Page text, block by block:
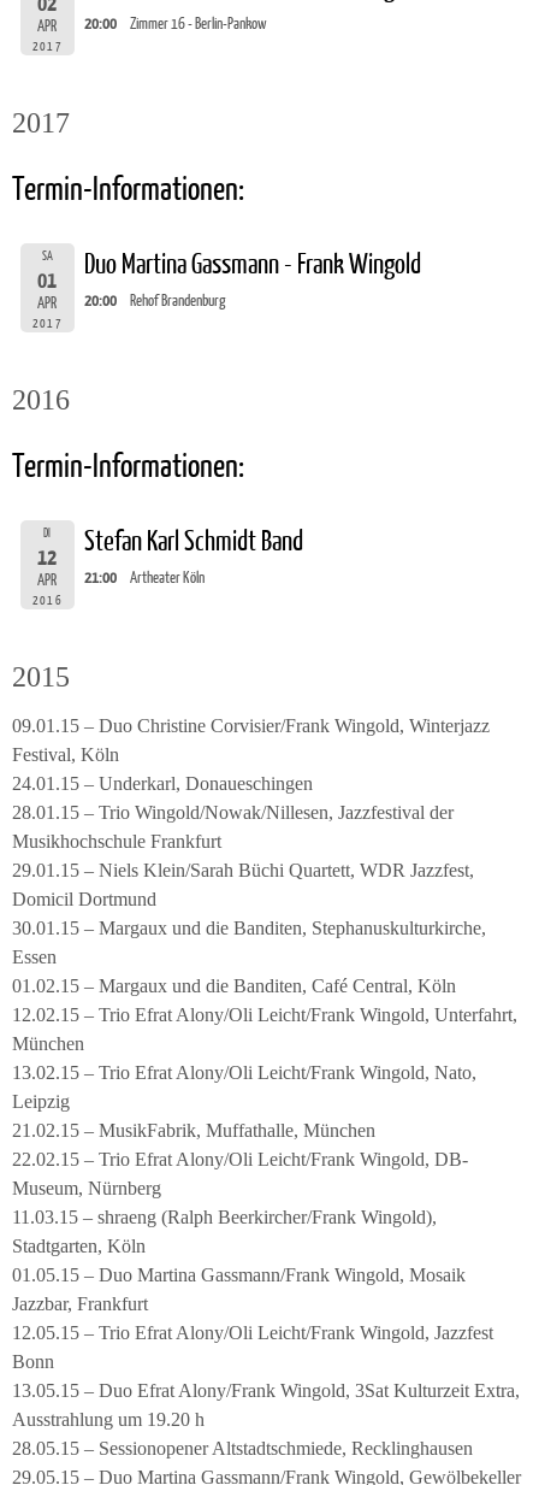
APR
2017
20:00 Zimmer 16 - Berlin-Pankow
2017
Termin-Informationen:
SA
01
APR
2017
Duo Martina Gassmann - Frank Wingold
20:00 Rehof Brandenburg
2016
Termin-Informationen:
DI
12
APR
2016
Stefan Karl Schmidt Band
21:00 Artheater Köln
2015
09.01.15 – Duo Christine Corvisier/Frank Wingold, Winterjazz
Festival, Köln
24.01.15 – Underkarl, Donaueschingen
28.01.15 – Trio Wingold/Nowak/Nillesen, Jazzfestival der
Musikhochschule Frankfurt
29.01.15 – Niels Klein/Sarah Büchi Quartett, WDR Jazzfest,
Domicil Dortmund
30.01.15 – Margaux und die Banditen, Stephanuskulturkirche,
Essen
01.02.15 – Margaux und die Banditen, Café Central, Köln
12.02.15 – Trio Efrat Alony/Oli Leicht/Frank Wingold, Unterfahrt,
München
13.02.15 – Trio Efrat Alony/Oli Leicht/Frank Wingold, Nato,
Leipzig
21.02.15 – MusikFabrik, Muffathalle, München
22.02.15 – Trio Efrat Alony/Oli Leicht/Frank Wingold, DB-
Museum, Nürnberg
11.03.15 – shraeng (Ralph Beerkircher/Frank Wingold),
Stadtgarten, Köln
01.05.15 – Duo Martina Gassmann/Frank Wingold, Mosaik
Jazzbar, Frankfurt
12.05.15 – Trio Efrat Alony/Oli Leicht/Frank Wingold, Jazzfest
Bonn
13.05.15 – Duo Efrat Alony/Frank Wingold, 3Sat Kulturzeit Extra,
Ausstrahlung um 19.20 h
28.05.15 – Sessionopener Altstadtschmiede, Recklinghausen
29.05.15 – Duo Martina Gassmann/Frank Wingold, Gewölbekeller